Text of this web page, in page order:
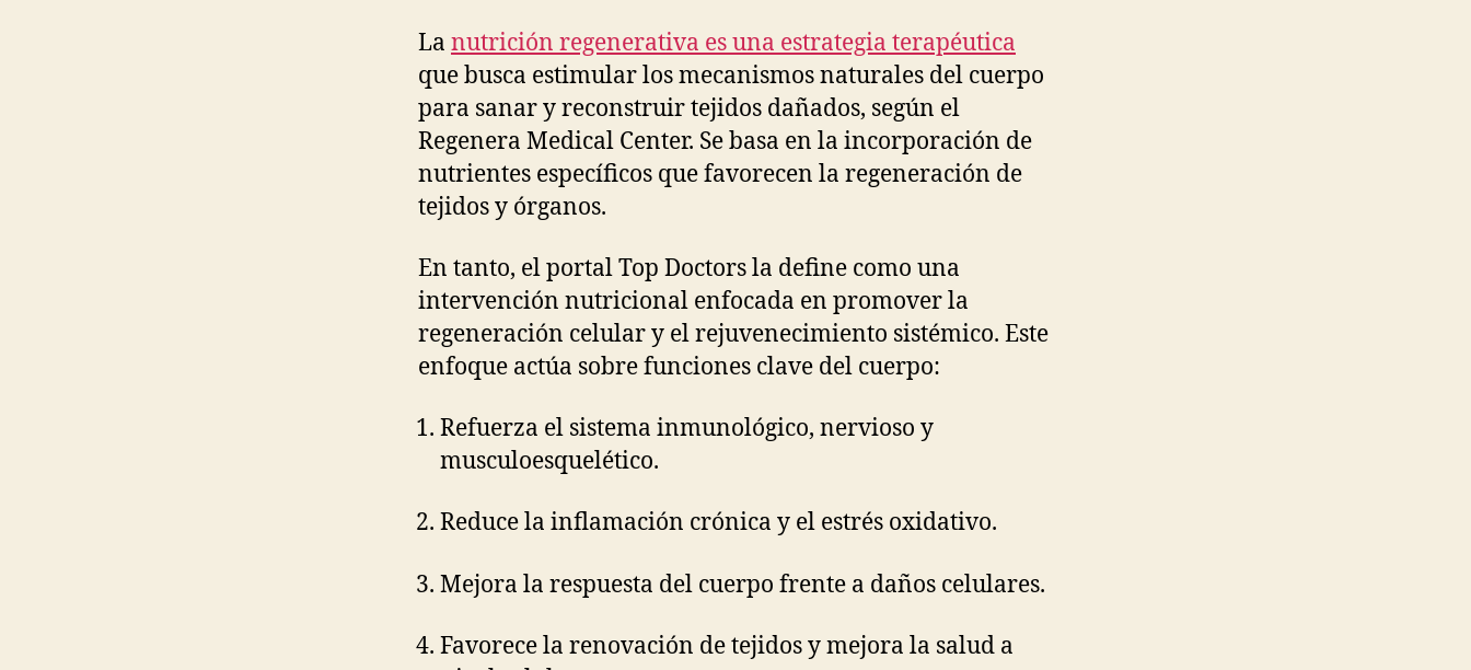
La nutrición regenerativa es una estrategia terapéutica
que busca estimular los mecanismos naturales del cuerpo
para sanar y reconstruir tejidos dañados, según el
Regenera Medical Center. Se basa en la incorporación de
nutrientes específicos que favorecen la regeneración de
tejidos y órganos.
En tanto, el portal Top Doctors la define como una
intervención nutricional enfocada en promover la
regeneración celular y el rejuvenecimiento sistémico. Este
enfoque actúa sobre funciones clave del cuerpo:
Refuerza el sistema inmunológico, nervioso y
musculoesquelético.
Reduce la inflamación crónica y el estrés oxidativo.
Mejora la respuesta del cuerpo frente a daños celulares.
Favorece la renovación de tejidos y mejora la salud a